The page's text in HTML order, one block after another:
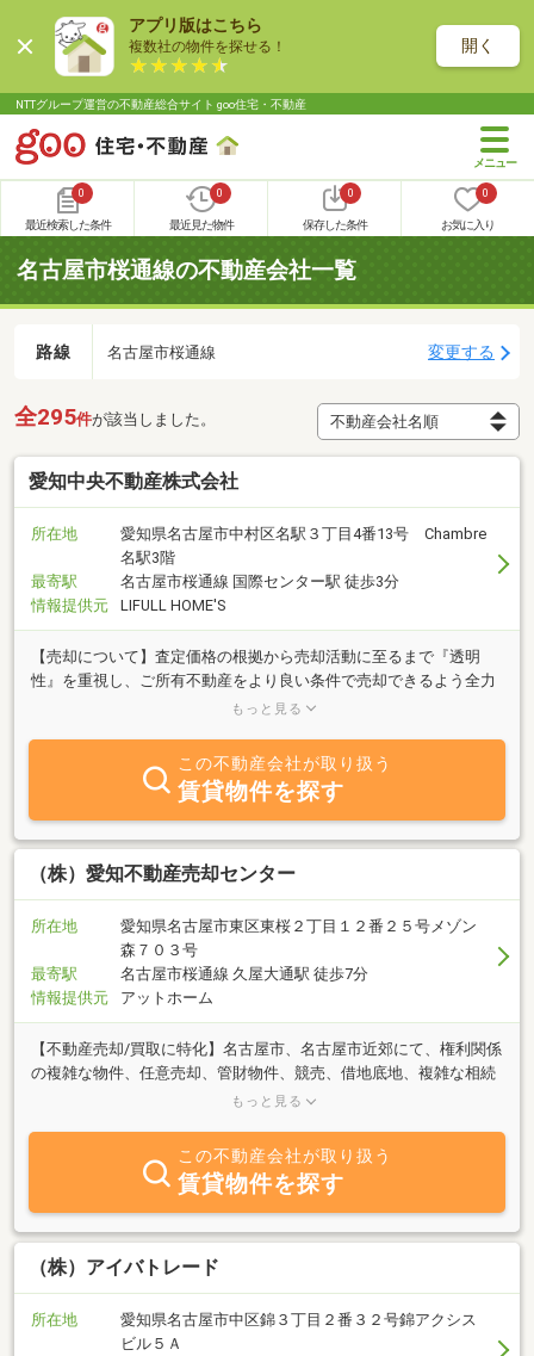
アプリ版はこちら
複数社の物件を探せる！ 開く
NTTグループ運営の不動産総合サイト goo住宅・不動産
0
最近検索した条件
0
最近見た物件
0
保存した条件
0
お気に入り
名古屋市桜通線の不動産会社一覧
路線 名古屋市桜通線 変更する
全295件が該当しました。
愛知中央不動産株式会社
所在地
愛知県名古屋市中村区名駅３丁目4番13号 Chambre
名駅3階
最寄駅
名古屋市桜通線 国際センター駅 徒歩3分
情報提供元
LIFULL HOME'S
【売却について】査定価格の根拠から売却活動に至るまで『透明
性』を重視し、ご所有不動産をより良い条件で売却できるよう全力
でサポートします。納得の不動産売却なら是非当社にお任せくださ
もっと見る
この不動産会社が取り扱う
賃貸物件を探す
（株）愛知不動産売却センター
所在地
愛知県名古屋市東区東桜２丁目１２番２５号メゾン
森７０３号
最寄駅
名古屋市桜通線 久屋大通駅 徒歩7分
情報提供元
アットホーム
【不動産売却/買取に特化】名古屋市、名古屋市近郊にて、権利関係
の複雑な物件、任意売却、管財物件、競売、借地底地、複雑な相続
物件、再建築不可、調整区域等「訳あり不動産の売却」、土地、家
食店の売却、店舗売却、居抜き売却。不動産売却/買取のご相談、店
舗売却（居抜き）のご相談、お気軽にご連絡ください。熟練したプ
ロスタッフが不動産売買/事業用賃貸/賃貸管理のお悩みを解決いた
します。
もっと見る
この不動産会社が取り扱う
賃貸物件を探す
（株）アイバトレード
所在地
愛知県名古屋市中区錦３丁目２番３２号錦アクシス
ビル５Ａ